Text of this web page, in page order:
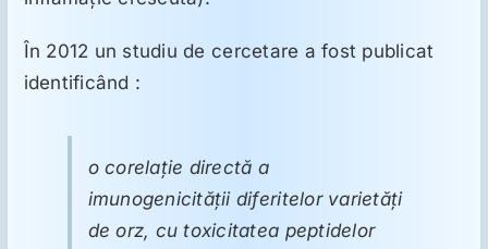
În 2012 un studiu de cercetare a fost publicat
identificând :
o corelaţie directă a
imunogenicităţii diferitelor varietăţi
de orz, cu toxicitatea peptidelor